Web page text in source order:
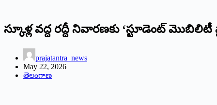
స్కూళ్ల వద్ద రద్దీ నివారణకు ‘స్టూడెంట్ మొబిలిటీ
prajatantra_news
May 22, 2026
తెలంగాణ